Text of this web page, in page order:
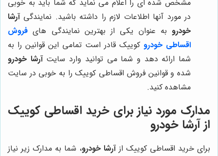
مشخص شده ای را اعلام می نماید که شما باید به خوبی
در مورد آنها اطلاعات لازم را داشته باشید. نمایندگیآرشا
خودرو به عنوان یکی از بهترین نمایندگی های فروش
اقساطی خودرو کوییک قادر است تمامی این قوانین را به
شما ارائه دهد و شما می توانید وارد سایتآرشا خودرو
شده و قوانین فروش اقساطی کوییک را به خوبی در سایت
مشاهده کنید.
مدارک مورد نیاز برای خرید اقساطی کوییک
از آرشا خودرو
برای خرید اقساطی کوییک ازآرشا خودرو، شما به مدارک زیر نیاز